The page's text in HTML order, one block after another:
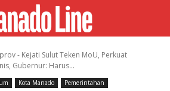
- Kejati Sulut Teken MoU, Perkuat
Gubernur: Harus...
Kota Manado
Pemerintahan